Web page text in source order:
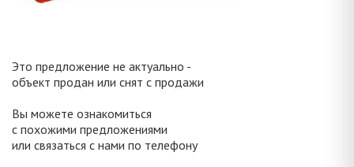
Это предложение не актуально -
объект продан или снят с продажи
Вы можете ознакомиться
с похожими предложениями
или связаться с нами по телефону